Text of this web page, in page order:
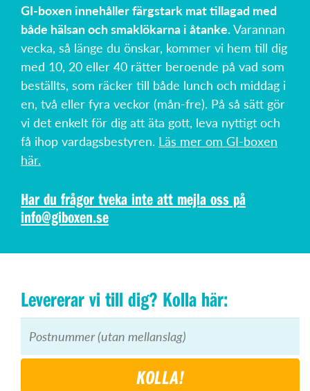
GI-boxen innehåller färgstark mat tillagad med
både hälsan och smaklökarna i åtanke.Varannan
vecka, så länge du önskar, kommer vi hem till dig
med 10, 20 eller 40 rätter beroende på vad som
beställts, som räcker till både lunch och middag i
en, två eller fyra veckor (mån-fre). På så sätt gör
vi det enkelt för dig att äta gott, leva nyttigt och
få ihop vardagsbestyren. Läs mer om GI-boxen
här.
Har du frågor tveka inte att mejla oss på
info@giboxen.se
Levererar vi till dig? Kolla här:
KOLLA!